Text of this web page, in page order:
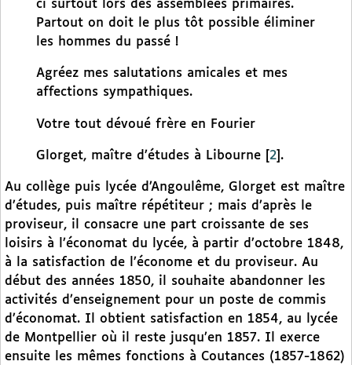
ci surtout lors des assemblées primaires.
Partout on doit le plus tôt possible éliminer
les hommes du passé !
Agréez mes salutations amicales et mes
affections sympathiques.
Votre tout dévoué frère en Fourier
Glorget, maître d’études à Libourne 2 .
Au collège puis lycée d’Angoulême, Glorget est maître
d’études, puis maître répétiteur ; mais d’après le
proviseur, il consacre une part croissante de ses
loisirs à l’économat du lycée, à partir d’octobre 1848,
à la satisfaction de l’économe et du proviseur. Au
début des années 1850, il souhaite abandonner les
activités d’enseignement pour un poste de commis
d’économat. Il obtient satisfaction en 1854, au lycée
de Montpellier où il reste jusqu’en 1857. Il exerce
ensuite les mêmes fonctions à Coutances (1857-1862)